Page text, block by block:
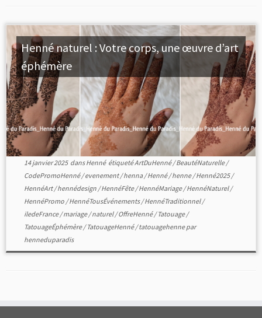
Henné naturel : Votre corps, une œuvre d’art
éphémère
14 janvier 2025dansHenné étiquetéArtDuHenné/BeautéNaturelle/
CodePromoHenné/evenement/henna/Henné/henne/Henné2025/
HennéArt/hennédesign /HennéFête/HennéMariage/HennéNaturel/
HennéPromo /HennéTousÉvénements/HennéTraditionnel/
iledeFrance/mariage/naturel/OffreHenné/Tatouage/
TatouageÉphémère/TatouageHenné/tatouagehennepar
henneduparadis